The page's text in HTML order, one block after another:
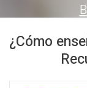
¿Cómo